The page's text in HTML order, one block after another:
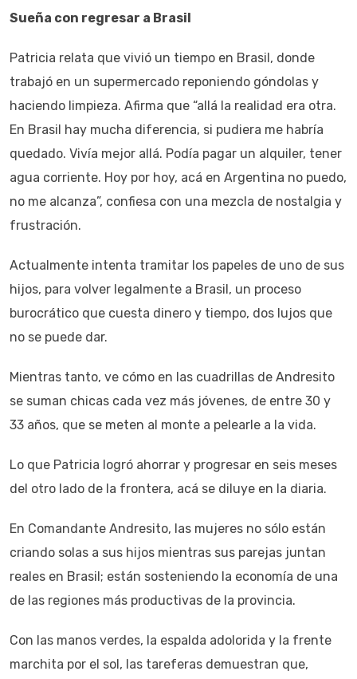
Sueña con regresar a Brasil
Patricia relata que vivió un tiempo en Brasil, donde
trabajó en un supermercado reponiendo góndolas y
haciendo limpieza. Afirma que “allá la realidad era otra.
En Brasil hay mucha diferencia, si pudiera me habría
quedado. Vivía mejor allá. Podía pagar un alquiler, tener
agua corriente. Hoy por hoy, acá en Argentina no puedo,
no me alcanza”, confiesa con una mezcla de nostalgia y
frustración.
Actualmente intenta tramitar los papeles de uno de sus
hijos, para volver legalmente a Brasil, un proceso
burocrático que cuesta dinero y tiempo, dos lujos que
no se puede dar.
Mientras tanto, ve cómo en las cuadrillas de Andresito
se suman chicas cada vez más jóvenes, de entre 30 y
33 años, que se meten al monte a pelearle a la vida.
Lo que Patricia logró ahorrar y progresar en seis meses
del otro lado de la frontera, acá se diluye en la diaria.
En Comandante Andresito, las mujeres no sólo están
criando solas a sus hijos mientras sus parejas juntan
reales en Brasil; están sosteniendo la economía de una
de las regiones más productivas de la provincia.
Con las manos verdes, la espalda adolorida y la frente
marchita por el sol, las tareferas demuestran que,